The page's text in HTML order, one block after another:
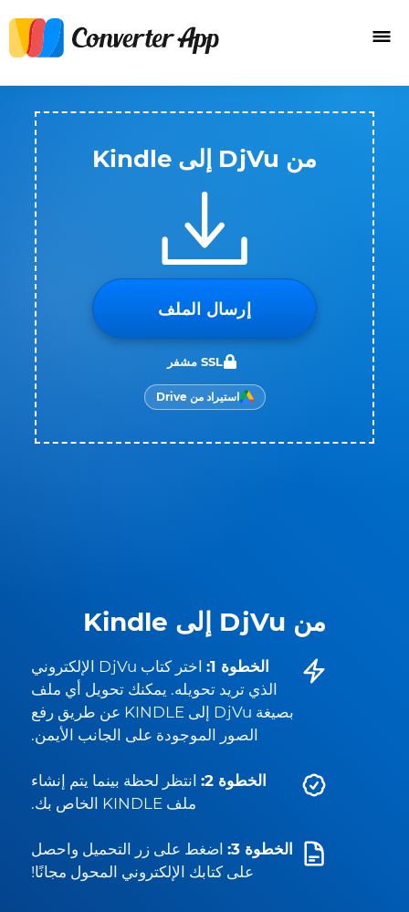
من DjVu إلى Kindle
الخطوة 1:
اختر كتاب DjVu الإلكتروني
الذي تريد تحويله. يمكنك تحويل أي ملف
بصيغة DjVu إلى KINDLE عن طريق رفع
الصور الموجودة على الجانب الأيمن.
الخطوة 2:
انتظر لحظة بينما يتم إنشاء
ملف KINDLE الخاص بك.
الخطوة 3:
اضغط على زر التحميل واحصل
على كتابك الإلكتروني المحول مجانًا!
من DjVu إلى Kindle
إرسال الملف
SSL مشفر
استيراد من Drive